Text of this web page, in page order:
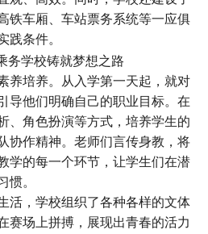
铁车厢、车站票务系统等一应俱
条件。
培养。从入学第一天起，就对
导他们明确自己的职业目标。在
、角色扮演等方式，培养学生的
协作精神。老师们言传身教，将
学的每一个环节，让学生们在潜
。
，学校组织了各种各样的文体
赛场上拼搏，展现出青春的活力